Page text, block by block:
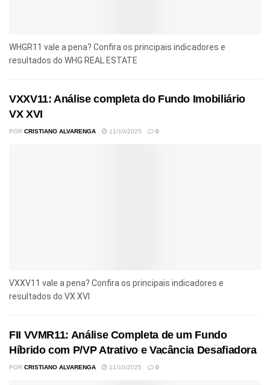
WHGR11 vale a pena? Confira os principais indicadores e
resultados do WHG REAL ESTATE
VXXV11: Análise completa do Fundo Imobiliário
VX XVI
POR CRISTIANO ALVARENGA 11/10/2025 0
VXXV11 vale a pena? Confira os principais indicadores e
resultados do VX XVI
FII VVMR11: Análise Completa de um Fundo
Híbrido com P/VP Atrativo e Vacância Desafiadora
POR CRISTIANO ALVARENGA 11/10/2025 0